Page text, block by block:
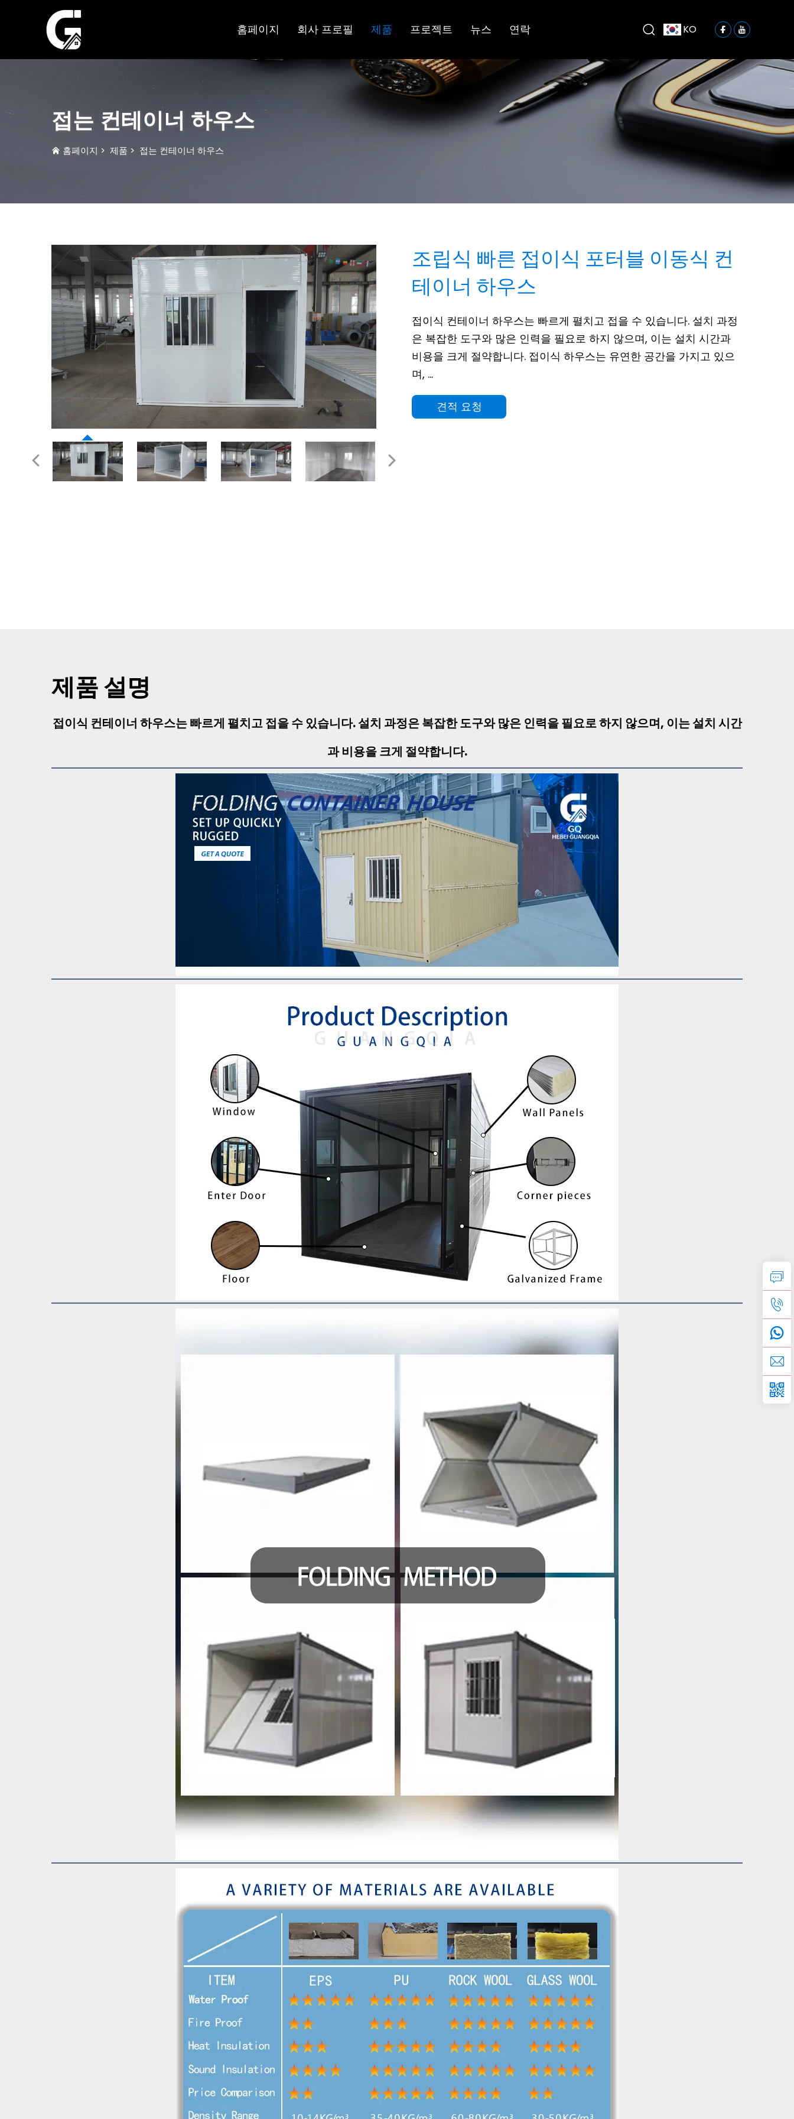
홈페이지 회사 프로필 제품 프로젝트 뉴스 연락 KO
접는 컨테이너 하우스
홈페이지 > 제품 > 접는 컨테이너 하우스
조립식 빠른 접이식 포터블 이동식 컨
테이너 하우스
접이식 컨테이너 하우스는 빠르게 펼치고 접을 수 있습니다. 설치 과정
은 복잡한 도구와 많은 인력을 필요로 하지 않으며, 이는 설치 시간과
비용을 크게 절약합니다. 접이식 하우스는 유연한 공간을 가지고 있으
며, ...
견적 요청
제품 설명
접이식 컨테이너 하우스는 빠르게 펼치고 접을 수 있습니다. 설치 과정은 복잡한 도구와 많은 인력을 필요로 하지 않으며, 이는 설치 시간
과 비용을 크게 절약합니다.